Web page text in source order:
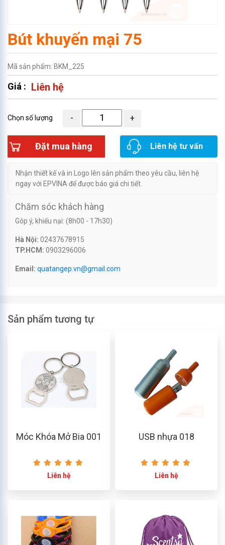
Bút khuyến mại 75
Mã sản phẩm: BKM_225
Giá : Liên hệ
Chọn số lượng
Đặt mua hàng Liên hệ tư vấn
Nhận thiết kế và in Logo lên sản phẩm theo yêu cầu, liên hệ
ngay với EPVINA để được báo giá chi tiết.
Chăm sóc khách hàng
Góp ý, khiếu nại: (8h00 - 17h30)
Hà Nội: 02437678915
TP.HCM: 0903296006
Email: quatangep.vn@gmail.com
Sản phẩm tương tự
Móc Khóa Mở Bia 001
Liên hệ
USB nhựa 018
Liên hệ